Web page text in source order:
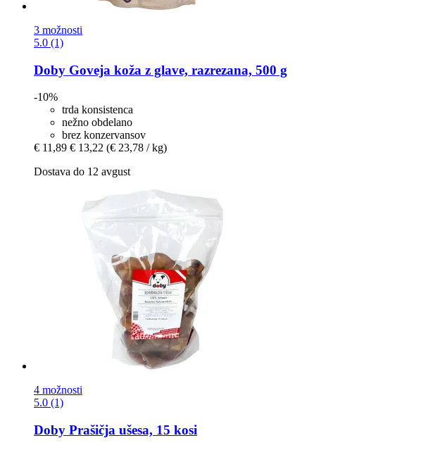
3 možnosti
5.0 (1)
Doby Goveja koža z glave, razrezana, 500 g
-10%
trda konsistenca
nežno obdelano
brez konzervansov
€ 11,89 € 13,22 (€ 23,78 / kg)
Dostava do 12 avgust
4 možnosti
5.0 (1)
Doby Prašičja ušesa, 15 kosi